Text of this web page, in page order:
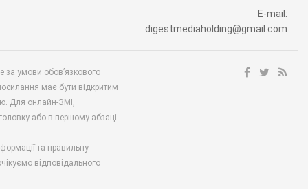
E-mail:
digestmediaholding@gmail.com
за умови обов’язкового
має бути відкритим
Для онлайн-ЗМІ,
або в першому абзаці
та правильну
відповідального